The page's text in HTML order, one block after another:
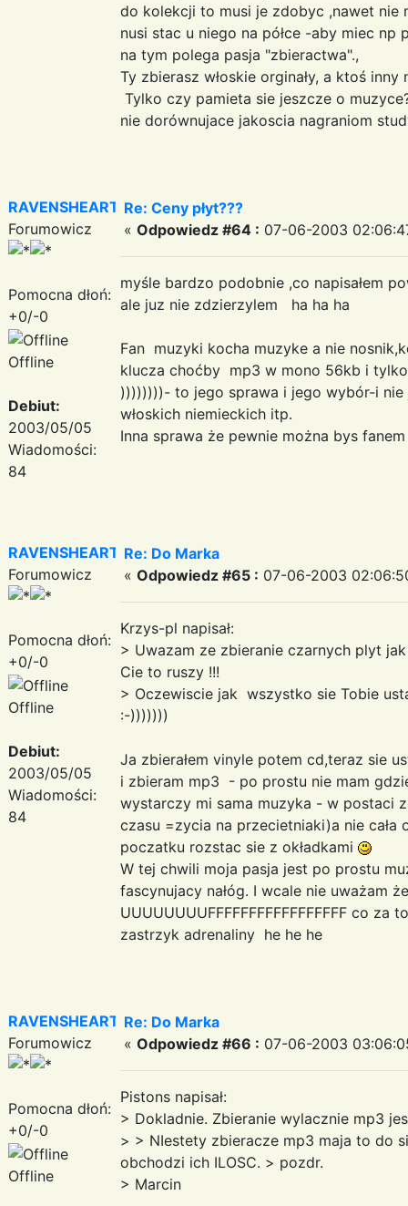
do kolekcji to musi je zdobyc ,nawet nie
nusi stac u niego na półce -aby miec
na tym polega pasja "zbieractwa".,
Ty zbierasz włoskie orginały, a ktoś
Tylko czy pamieta sie jeszcze o
nie dorównujace jakoscia nagraniom
RAVENSHEART
Forumowicz
Pomocna dłoń:
+0/-0
Offline
Debiut:
2003/05/05
Wiadomości:
84
Re: Ceny płyt???
« Odpowiedz #64 : 07-06-2003
myśle bardzo podobnie ,co napisałem
ale juz nie zdzierzylem ha ha ha
Fan muzyki kocha muzyke a nie
klucza choćby mp3 w mono 56kb i
))))))))- to jego sprawa i jego wybór-i
włoskich niemieckich itp.
Inna sprawa że pewnie można bys
RAVENSHEART
Forumowicz
Pomocna dłoń:
+0/-0
Offline
Debiut:
2003/05/05
Wiadomości:
84
Re: Do Marka
« Odpowiedz #65 : 07-06-2003
Krzys-pl napisał:
> Uwazam ze zbieranie czarnych plyt
Cie to ruszy !!!
> Oczewiscie jak wszystko sie Tobie
:-)))))))
Ja zbierałem vinyle potem cd,teraz sie
i zbieram mp3 - po prostu nie mam
wystarczy mi sama muzyka - w postaci
czasu =zycia na przecietniaki)a nie
poczatku rozstac sie z okładkami
W tej chwili moja pasja jest po prostu
fascynujacy nałóg. I wcale nie uważam
UUUUUUUUFFFFFFFFFFFFFFFFF co
zastrzyk adrenaliny he he he
RAVENSHEART
Forumowicz
Pomocna dłoń:
+0/-0
Offline
Re: Do Marka
« Odpowiedz #66 : 07-06-2003
Pistons napisał:
> Dokladnie. Zbieranie wylacznie mp3
> > NIestety zbieracze mp3 maja to do
obchodzi ich ILOSC. > pozdr.
> Marcin